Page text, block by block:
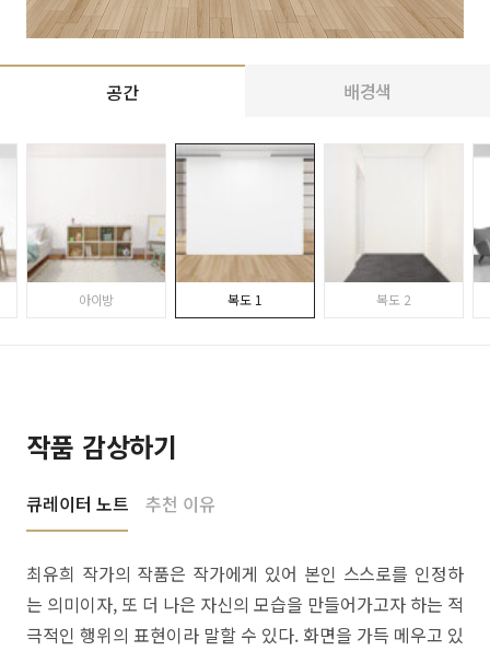
공간 배경색
아이방 복도 1 복도 2
작품 감상하기
큐레이터 노트 추천 이유
최유희 작가의 작품은 작가에게 있어 본인 스스로를 인정하
는 의미이자, 또 더 나은 자신의 모습을 만들어가고자 하는 적
극적인 행위의 표현이라 말할 수 있다. 화면을 가득 메우고 있